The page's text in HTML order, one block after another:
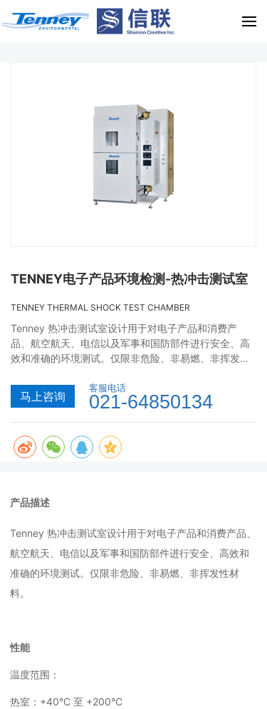
TENNEY电子产品环境检测-热冲击测试室
TENNEY THERMAL SHOCK TEST CHAMBER
Tenney 热冲击测试室设计用于对电子产品和消费产
品、航空航天、电信以及军事和国防部件进行安全、高
效和准确的环境测试。仅限非危险、非易燃、非挥发性
马上咨询
客服电话
021-64850134
产品描述
Tenney 热冲击测试室设计用于对电子产品和消费产品、
航空航天、电信以及军事和国防部件进行安全、高效和
准确的环境测试。仅限非危险、非易燃、非挥发性材
料。
性能
温度范围：
热室：+40°C 至 +200°C